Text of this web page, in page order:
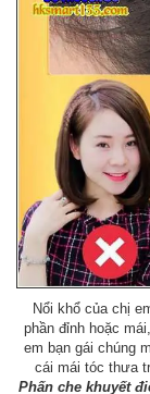
Nổi khổ của chị
phần đỉnh hoặc
em bạn gái chúng
cái mái tóc thưa
Phấn che khuyết